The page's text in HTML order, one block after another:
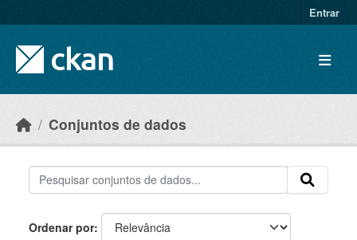
Entrar
Conjuntos de dados
Ordenar por